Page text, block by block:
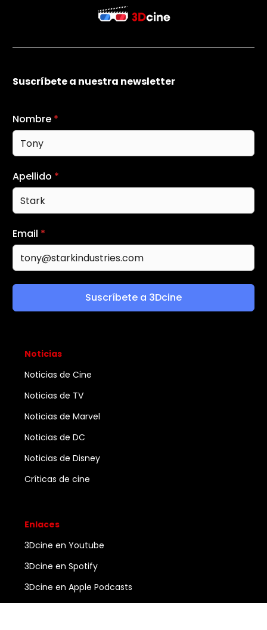
Suscríbete a nuestra newsletter
Nombre *
Apellido *
Email *
Suscríbete a 3Dcine
Noticias
Noticias de Cine
Noticias de TV
Noticias de Marvel
Noticias de DC
Noticias de Disney
Críticas de cine
Enlaces
3Dcine en Youtube
3Dcine en Spotify
3Dcine en Apple Podcasts